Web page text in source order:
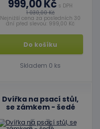
999,00 Kč s DPH
1 030,00 Kč
Nejnižší cena za posledních 30
dní před slevou: 999,00 Kč
Do košíku
Skladem 0 ks
Dvířka na psací stůl,
se zámkem - šedé